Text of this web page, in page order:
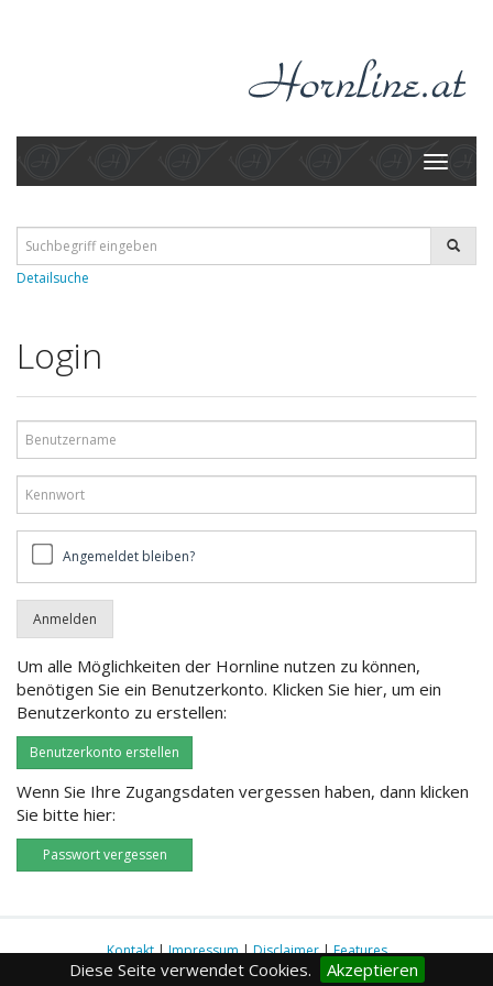
Diese Seite verwendet Cookies. Akzeptieren
Toggle
Detailsuche
Login
bleiben?Angemeldet bleiben?
Um alle Möglichkeiten der Hornline nutzen zu können,
benötigen Sie ein Benutzerkonto. Klicken Sie hier, um ein
Benutzerkonto zu erstellen:
Benutzerkonto erstellen
Wenn Sie Ihre Zugangsdaten vergessen haben, dann klicken
Sie bitte hier:
Passwort vergessen
Kontakt|Impressum|Disclaimer|Features